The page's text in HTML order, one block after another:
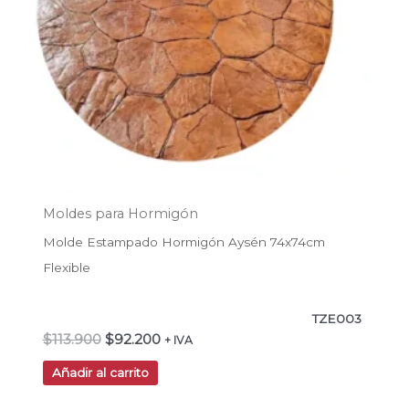
Moldes para Hormigón
Molde Estampado Hormigón Aysén 74x74cm
Flexible
TZE003
$113.900 $92.200 + IVA
Añadir al carrito